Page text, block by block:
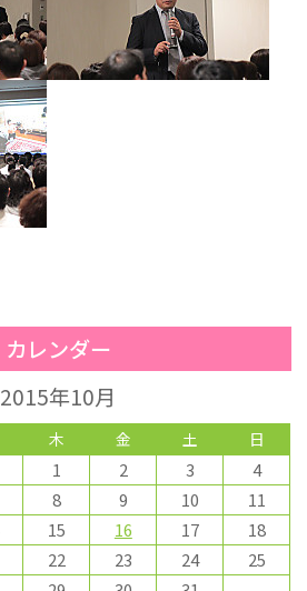
カレンダー
2015年10月
木 金 土 日
1 2 3
4
8 9 10
11
15 16 17
18
22 23 24
25